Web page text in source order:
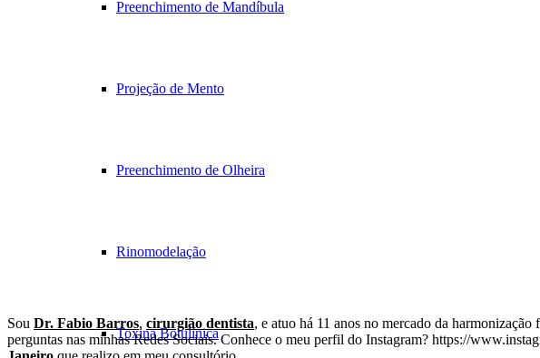
Preenchimento de Mandíbula
Projeção de Mento
Preenchimento de Olheira
Rinomodelação
Toxina Botulínica
Sou Dr. Fabio Barros, cirurgião dentista, e atuo há 11 anos no mercado da harmonização
perguntas nas minhas Redes Sociais. Conhece o meu perfil do Instagram? https://